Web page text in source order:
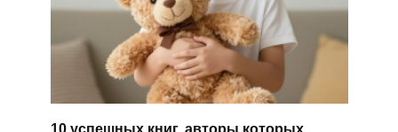
10 успешных книг, авторы которых